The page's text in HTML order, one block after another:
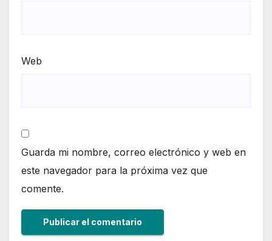
Web
Guarda mi nombre, correo electrónico y web en
este navegador para la próxima vez que
comente.